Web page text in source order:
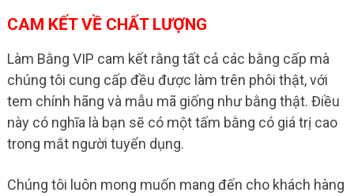
CAM KẾT VỀ CHẤT LƯỢNG
Làm Bằng VIP cam kết rằng tất cả các bằng cấp mà
chúng tôi cung cấp đều được làm trên phôi thật, với
tem chính hãng và mẫu mã giống như bằng thật. Điều
này có nghĩa là bạn sẽ có một tấm bằng có giá trị cao
trong mắt người tuyển dụng.
Chúng tôi luôn mong muốn mang đến cho khách hàng